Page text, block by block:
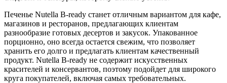
Печенье Nutella B-ready станет отличным вариантом для кафе,
магазинов и ресторанов, предлагающих клиентам
разнообразие готовых десертов и закусок. Упакованное
порционно, оно всегда остается свежим, что позволяет
хранить его долго и предлагать клиентам качественный
продукт. Nutella B-ready не содержит искусственных
красителей и консервантов, поэтому подойдет для широкого
круга покупателей, включая самых требовательных.